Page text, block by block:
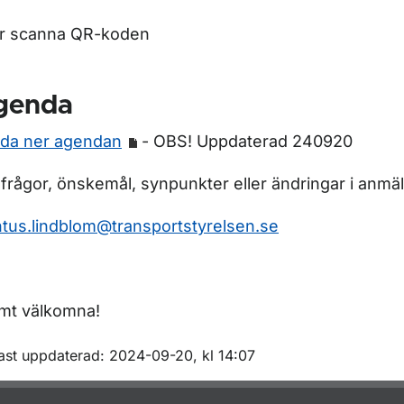
scanna QR-koden
ner agendan - OBS! Uppdaterad 240920
önskemål, synpunkter eller ändringar i
välkomna!
sidan
uppdaterad: 2024-09-20, kl 14:07